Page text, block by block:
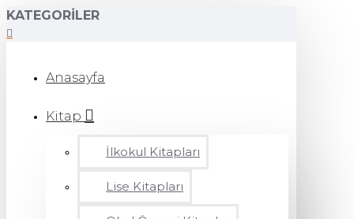
KATEGORILER
Anasayfa
Kitap
İlkokul Kitapları
Lise Kitapları